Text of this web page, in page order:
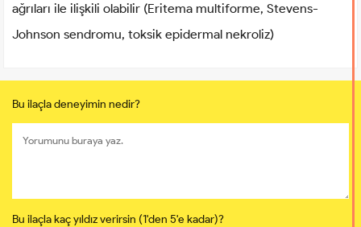
ağrıları ile ilişkili olabilir (Eritema multiforme, Stevens-
Johnson sendromu, toksik epidermal nekroliz)
Bu ilaçla deneyimin nedir?
Bu ilaçla kaç yıldız verirsin (1'den 5'e kadar)?